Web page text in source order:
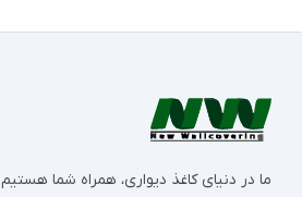
ما در دنیای کاغذ دیواری، همراه شما